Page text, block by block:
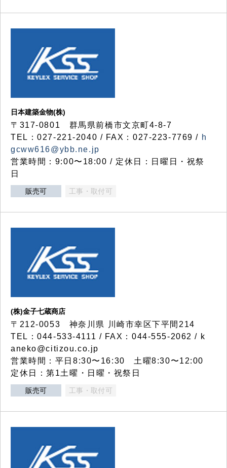
日本建築金物(株)
〒317‐0801 群馬県前橋市文京町4-8-7
TEL：027-221-2040 / FAX：027-223-7769 / h
gcww616@ybb.ne.jp
営業時間：9:00〜18:00 / 定休日：日曜日・祝祭
日
販売可 工事・取付可
(株)金子七蔵商店
〒212-0053 神奈川県 川崎市幸区下平間214
TEL：044-533-4111 / FAX：044-555-2062 / k
aneko@citizou.co.jp
営業時間：平日8:30〜16:30 土曜8:30〜12:00
定休日：第1土曜・日曜・祝祭日
販売可 工事・取付可